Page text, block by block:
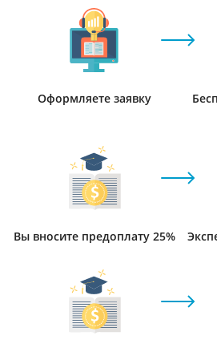
Оформляете заявку
Вы вносите предоплату 25%